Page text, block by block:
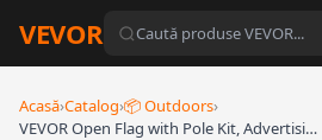
VEVOR
Acasă›Catalog›📦 Outdoors›
VEVOR Open Flag with Pole Kit, Advertisi…